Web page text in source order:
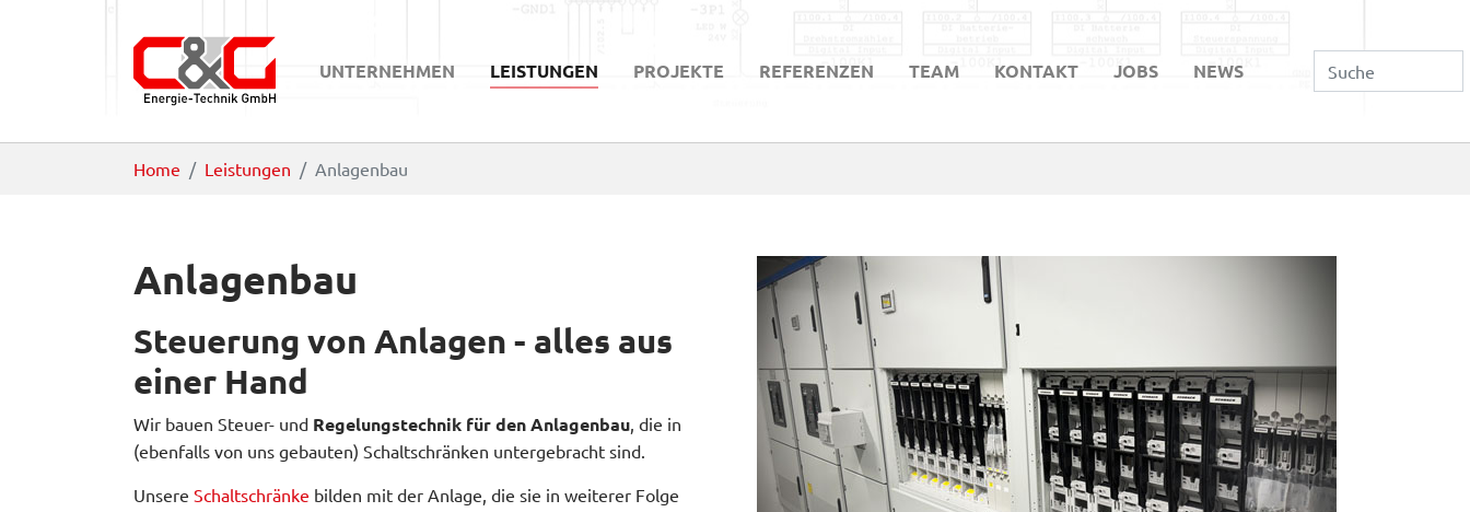
UNTERNEHMEN LEISTUNGEN PROJEKTE REFERENZEN TEAM KONTAKT JOBS NEWS
Home Leistungen Anlagenbau
Anlagenbau
Steuerung von Anlagen - alles aus
einer Hand
Wir bauen Steuer- und Regelungstechnik für den Anlagenbau, die in
(ebenfalls von uns gebauten) Schaltschränken untergebracht sind.
Unsere Schaltschränke bilden mit der Anlage, die sie in weiterer Folge